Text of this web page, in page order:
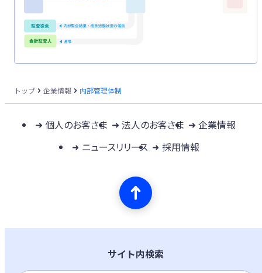
トップ 企業情報 内部管理体制
個人のお客さま 法人のお客さま
企業情報
ニュースリリース
採用情報
サイト内検索